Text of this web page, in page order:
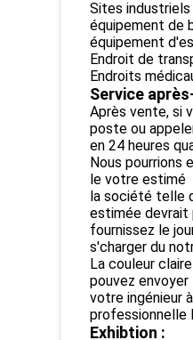
Sites
équipement de
équipement
Endroit de
Endroits
Service
Après vente, si
poste ou
en 24 heures
Nous pourrions
le votre estimé
la société telle
estimée devrait
fournissez le
s'charger du
La couleur
pouvez envoyer
votre ingénieur
professionnelle
Exhibtion :